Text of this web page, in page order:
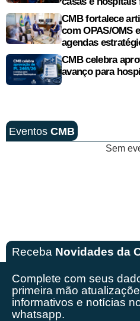
CMB fortalece
com OPAS/OMS
agendas
CMB celebra
avanço para
Eventos CMB
Sem
Receba Novidades da
Complete com seus
primeira mão
informativos e notícias
whatsapp.